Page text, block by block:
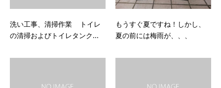
洗い工事、清掃作業 トイレ
の清掃およびトイレタンク...
もうすぐ夏ですね！しかし、
夏の前には梅雨が、、、